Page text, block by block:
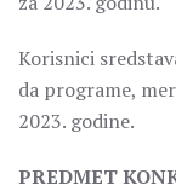
Korisnici
da programe,
2023. godine.
PREDMET